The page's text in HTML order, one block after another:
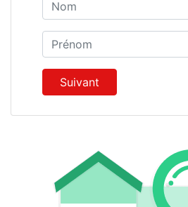
Prénom
Suivant